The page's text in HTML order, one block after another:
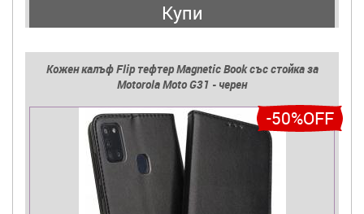
Купи
Кожен калъф Flip тефтер Magnetic Book със стойка за
Motorola Moto G31 - черен
-50%OFF